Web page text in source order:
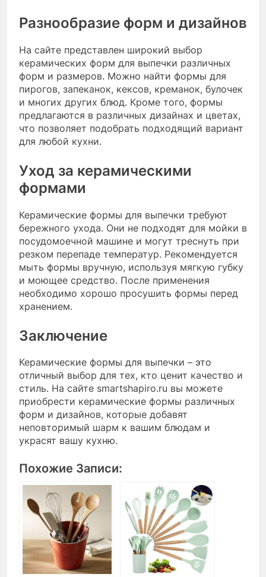
Разнообразие форм и дизайнов
На сайте представлен широкий выбор
керамических форм для выпечки различных
форм и размеров. Можно найти формы для
пирогов, запеканок, кексов, креманок, булочек
и многих других блюд. Кроме того, формы
предлагаются в различных дизайнах и цветах,
что позволяет подобрать подходящий вариант
для любой кухни.
Уход за керамическими
формами
Керамические формы для выпечки требуют
бережного ухода. Они не подходят для мойки в
посудомоечной машине и могут треснуть при
резком перепаде температур. Рекомендуется
мыть формы вручную, используя мягкую губку
и моющее средство. После применения
необходимо хорошо просушить формы перед
хранением.
Заключение
Керамические формы для выпечки – это
отличный выбор для тех, кто ценит качество и
стиль. На сайте smartshapiro.ru вы можете
приобрести керамические формы различных
форм и дизайнов, которые добавят
неповторимый шарм к вашим блюдам и
украсят вашу кухню.
Похожие Записи: